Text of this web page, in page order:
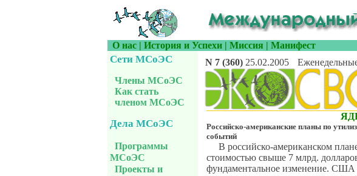
О нас | История и Успехи | Миссия | Манифест
Сети МСоЭС
Члены МСоЭС
Как стать
членом МСоЭС
Дела МСоЭС
Программы
МСоЭС
Проекты и
N 7 (360) 25.02.2005
Российско-американские планы по
событий
В российско-американском
стоимостью свыше 7 млрд.
фундаментальное изменение. США